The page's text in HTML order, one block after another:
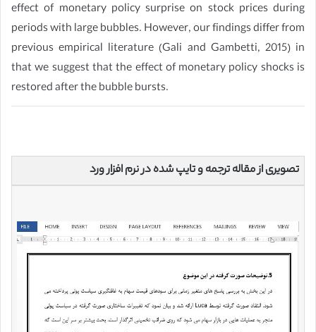
effect of monetary policy surprise on stock prices during
periods with large bubbles. However, our findings differ from
previous empirical literature (Gali and Gambetti, 2015) in
that we suggest that the effect of monetary policy shocks is
restored after the bubble bursts.
تصویری از مقاله ترجمه و تایپ شده در نرم افزار ورد